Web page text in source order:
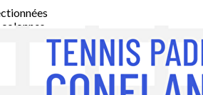
les colonnes affichées